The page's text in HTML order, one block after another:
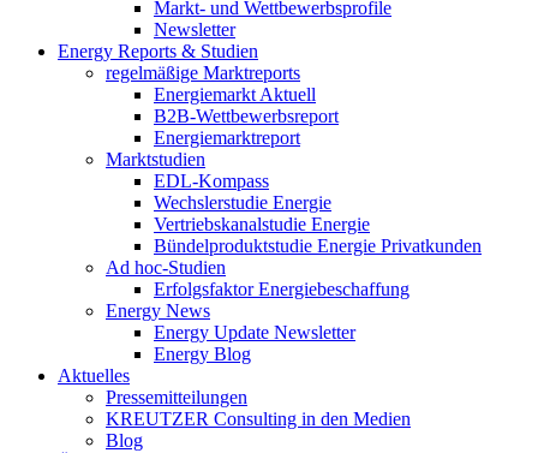
Markt- und Wettbewerbsprofile
Newsletter
Energy Reports & Studien
regelmäßige Marktreports
Energiemarkt Aktuell
B2B-Wettbewerbsreport
Energiemarktreport
Marktstudien
EDL-Kompass
Wechslerstudie Energie
Vertriebskanalstudie Energie
Bündelproduktstudie Energie Privatkunden
Ad hoc-Studien
Erfolgsfaktor Energiebeschaffung
Energy News
Energy Update Newsletter
Energy Blog
Aktuelles
Pressemitteilungen
KREUTZER Consulting in den Medien
Blog